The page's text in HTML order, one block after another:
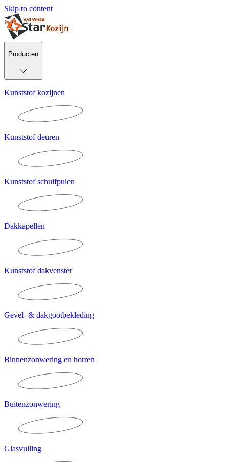
Skip to content
Producten
Kunststof kozijnen
Kunststof deuren
Kunststof schuifpuien
Dakkapellen
Kunststof dakvenster
Gevel- & dakgootbekleding
Binnenzonwering en horren
Buitenzonwering
Glasvulling